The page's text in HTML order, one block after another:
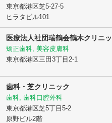
東京都港区芝5-27-5
ヒラタビル101
医療法人社団瑞鶴会鶴木クリニ
矯正歯科, 美容皮膚科
東京都港区三田3丁目2-1
歯科・芝クリニック
歯科, 歯科口腔外科
東京都港区芝5丁目5-2
原野ビル2階